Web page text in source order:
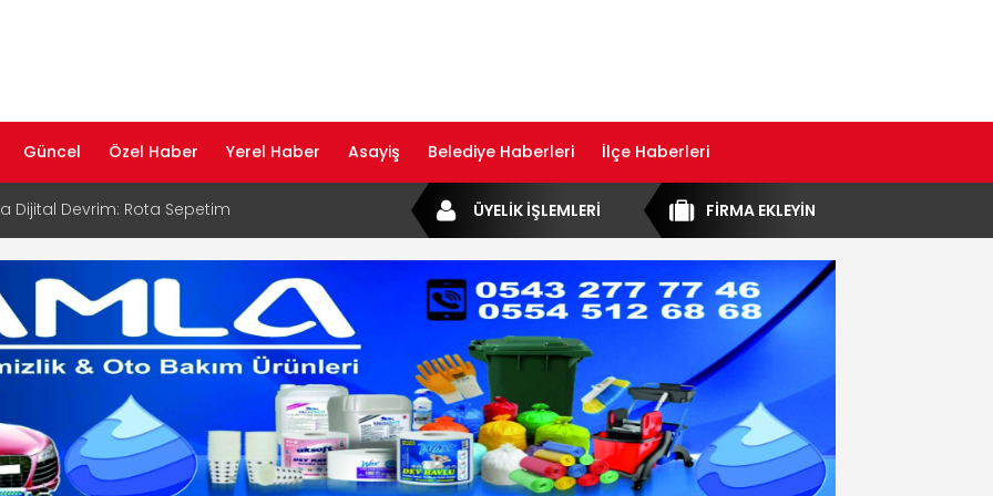
Güncel Özel Haber Yerel Haber Asayiş Belediye Haberleri İlçe Haberleri
Dijital Devrim: Rota Sepetim
Bölge Müdürü Makam Koltuğunu
Rehberi ile Google ve Yapay Zeka
Öne Çıkın
Rehberi Hizmete Girdi
Yayın Hayatına Başladı | Hızlı ve Akıllı
FİRMA EKLEYİN
ÜYELİK İŞLEMLERİ